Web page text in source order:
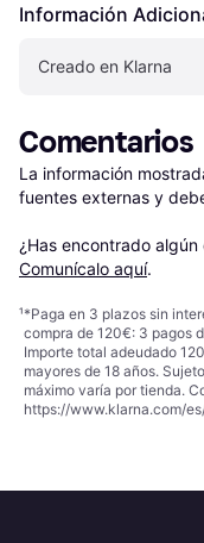
Información
Creado en Klarna
Comentarios
La información
fuentes externas y
¿Has encontrado
Comunícalo aquí.
¹*Paga en 3 plazos sin
compra de 120€: 3 pagos
Importe total adeudado
mayores de 18 años.
máximo varía por tienda.
https://www.klarna.com/